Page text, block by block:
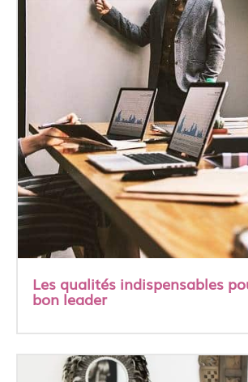
Les qualités indispensables
bon leader